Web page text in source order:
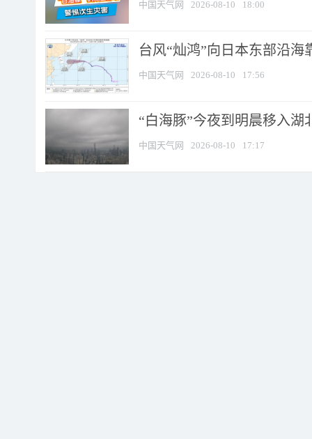
中国天气网 2026-08-10 18:00
台风“灿鸿”向日本东部沿海
中国天气网 2026-08-10 17:56
“白海豚”今夜到明晨移入湖
中国天气网 2026-08-10 17:17